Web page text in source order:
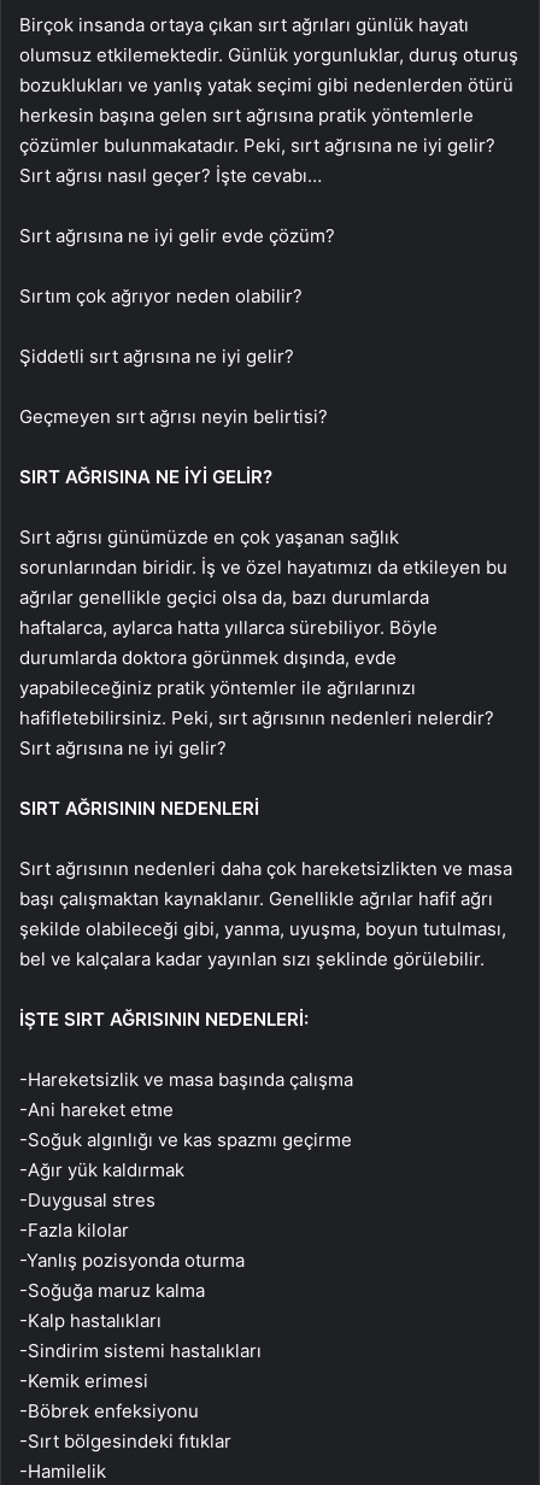
Birçok insanda ortaya çıkan sırt ağrıları günlük hayatı
olumsuz etkilemektedir. Günlük yorgunluklar, duruş oturuş
bozuklukları ve yanlış yatak seçimi gibi nedenlerden ötürü
herkesin başına gelen sırt ağrısına pratik yöntemlerle
çözümler bulunmakatadır. Peki, sırt ağrısına ne iyi gelir?
Sırt ağrısı nasıl geçer? İşte cevabı…
Sırt ağrısına ne iyi gelir evde çözüm?
Sırtım çok ağrıyor neden olabilir?
Şiddetli sırt ağrısına ne iyi gelir?
Geçmeyen sırt ağrısı neyin belirtisi?
SIRT AĞRISINA NE İYİ GELİR?
Sırt ağrısı günümüzde en çok yaşanan sağlık
sorunlarından biridir. İş ve özel hayatımızı da etkileyen bu
ağrılar genellikle geçici olsa da, bazı durumlarda
haftalarca, aylarca hatta yıllarca sürebiliyor. Böyle
durumlarda doktora görünmek dışında, evde
yapabileceğiniz pratik yöntemler ile ağrılarınızı
hafifletebilirsiniz. Peki, sırt ağrısının nedenleri nelerdir?
Sırt ağrısına ne iyi gelir?
SIRT AĞRISININ NEDENLERİ
Sırt ağrısının nedenleri daha çok hareketsizlikten ve masa
başı çalışmaktan kaynaklanır. Genellikle ağrılar hafif ağrı
şekilde olabileceği gibi, yanma, uyuşma, boyun tutulması,
bel ve kalçalara kadar yayınlan sızı şeklinde görülebilir.
İŞTE SIRT AĞRISININ NEDENLERİ:
-Hareketsizlik ve masa başında çalışma
-Ani hareket etme
-Soğuk algınlığı ve kas spazmı geçirme
-Ağır yük kaldırmak
-Duygusal stres
-Fazla kilolar
-Yanlış pozisyonda oturma
-Soğuğa maruz kalma
-Kalp hastalıkları
-Sindirim sistemi hastalıkları
-Kemik erimesi
-Böbrek enfeksiyonu
-Sırt bölgesindeki fıtıklar
-Hamilelik